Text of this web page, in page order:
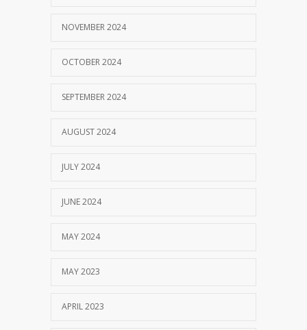
NOVEMBER 2024
OCTOBER 2024
SEPTEMBER 2024
AUGUST 2024
JULY 2024
JUNE 2024
MAY 2024
MAY 2023
APRIL 2023